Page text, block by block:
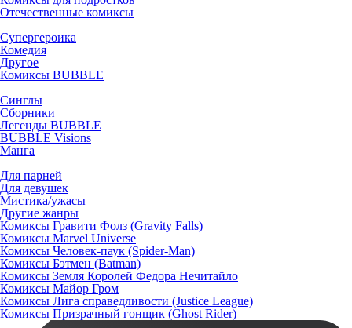
Отечественные комиксы
Супергероика
Комедия
Другое
Комиксы BUBBLE
Синглы
Сборники
Легенды BUBBLE
BUBBLE Visions
Манга
Для парней
Для девушек
Мистика/ужасы
Другие жанры
Комиксы Гравити Фолз (Gravity Falls)
Комиксы Marvel Universe
Комиксы Человек-паук (Spider-Man)
Комиксы Бэтмен (Batman)
Комиксы Земля Королей Федора Нечитайло
Комиксы Майор Гром
Комиксы Лига справедливости (Justice League)
Комиксы Призрачный гонщик (Ghost Rider)